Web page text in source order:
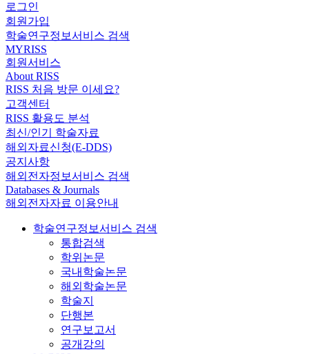
로그인
회원가입
학술연구정보서비스 검색
MYRISS
회원서비스
About RISS
RISS 처음 방문 이세요?
고객센터
RISS 활용도 분석
최신/인기 학술자료
해외자료신청(E-DDS)
공지사항
해외전자정보서비스 검색
Databases & Journals
해외전자자료 이용안내
학술연구정보서비스 검색
통합검색
학위논문
국내학술논문
해외학술논문
학술지
단행본
연구보고서
공개강의